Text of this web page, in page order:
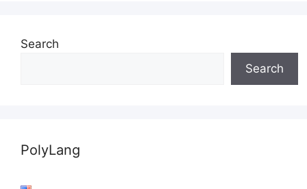
Search
Search
PolyLang